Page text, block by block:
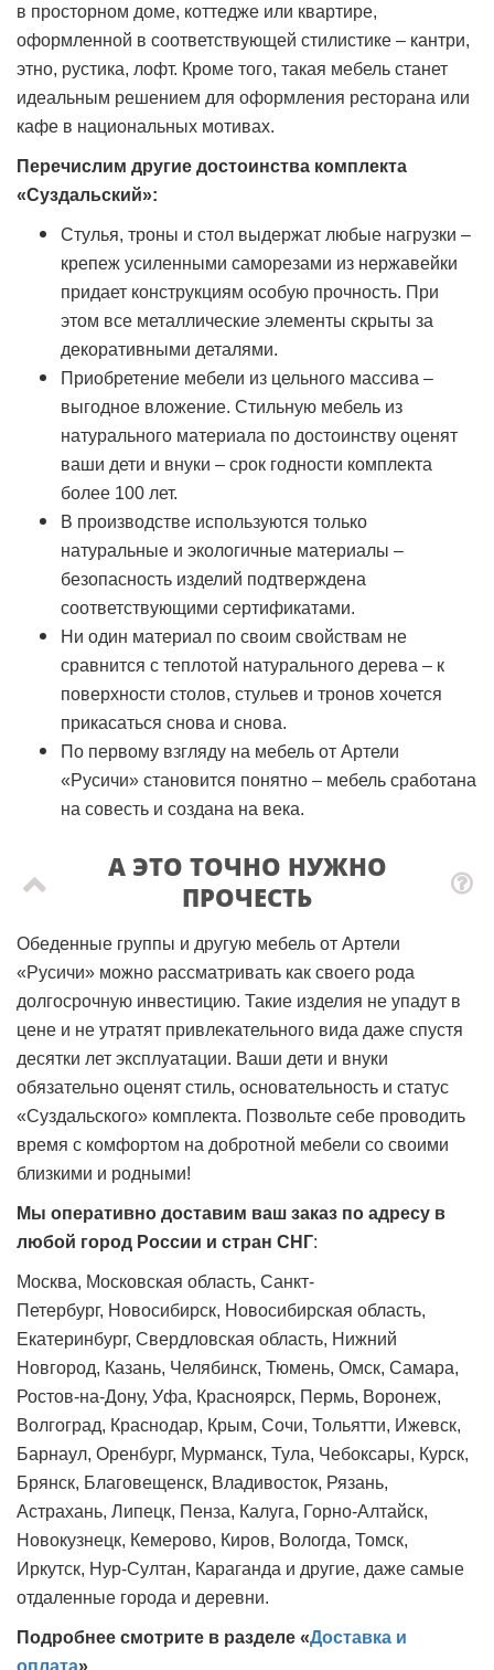
в просторном доме, коттедже или квартире,
оформленной в соответствующей стилистике – кантри,
этно, рустика, лофт. Кроме того, такая мебель станет
идеальным решением для оформления ресторана или
кафе в национальных мотивах.
Перечислим другие достоинства комплекта
«Суздальский»:
Стулья, троны и стол выдержат любые нагрузки –
крепеж усиленными саморезами из нержавейки
придает конструкциям особую прочность. При
этом все металлические элементы скрыты за
декоративными деталями.
Приобретение мебели из цельного массива –
выгодное вложение. Стильную мебель из
натурального материала по достоинству оценят
ваши дети и внуки – срок годности комплекта
более 100 лет.
В производстве используются только
натуральные и экологичные материалы –
безопасность изделий подтверждена
соответствующими сертификатами.
Ни один материал по своим свойствам не
сравнится с теплотой натурального дерева – к
поверхности столов, стульев и тронов хочется
прикасаться снова и снова.
По первому взгляду на мебель от Артели
«Русичи» становится понятно – мебель сработана
на совесть и создана на века.
А ЭТО ТОЧНО НУЖНО
ПРОЧЕСТЬ
Обеденные группы и другую мебель от Артели
«Русичи» можно рассматривать как своего рода
долгосрочную инвестицию. Такие изделия не упадут в
цене и не утратят привлекательного вида даже спустя
десятки лет эксплуатации. Ваши дети и внуки
обязательно оценят стиль, основательность и статус
«Суздальского» комплекта. Позвольте себе проводить
время с комфортом на добротной мебели со своими
близкими и родными!
Мы оперативно доставим ваш заказ по адресу в
любой город России и стран СНГ:
Москва, Московская область, Санкт-
Петербург, Новосибирск, Новосибирская область,
Екатеринбург, Свердловская область, Нижний
Новгород, Казань, Челябинск, Тюмень, Омск, Самара,
Ростов-на-Дону, Уфа, Красноярск, Пермь, Воронеж,
Волгоград, Краснодар, Крым, Сочи, Тольятти, Ижевск,
Барнаул, Оренбург, Мурманск, Тула, Чебоксары, Курск,
Брянск, Благовещенск, Владивосток, Рязань,
Астрахань, Липецк, Пенза, Калуга, Горно-Алтайск,
Новокузнецк, Кемерово, Киров, Вологда, Томск,
Иркутск, Нур-Султан, Караганда и другие, даже самые
отдаленные города и деревни.
Подробнее смотрите в разделе «Доставка и
оплата».